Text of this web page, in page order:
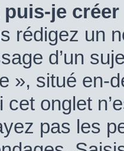
puis-je
rédigez un
d’un
», situé en-
cet onglet
pas les